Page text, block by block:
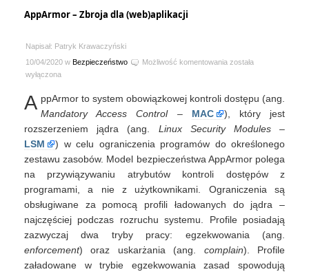
AppArmor – Zbroja dla (web)aplikacji
Napisał: Patryk Krawaczyński
10/04/2020 w Bezpieczeństwo Możliwość komentowania AppArmor
dla
(web)aplikacji
została
wyłączona
A ppArmor to system obowiązkowej kontroli dostępu (ang.
Mandatory Access Control– MAC
), który jest
rozszerzeniem jądra (ang. Linux Security Modules–
LSM
) w celu ograniczenia programów do określonego
zestawu zasobów. Model bezpieczeństwa AppArmor polega
na przywiązywaniu atrybutów kontroli dostępów z
programami, a nie z użytkownikami. Ograniczenia są
obsługiwane za pomocą profili ładowanych do jądra –
najczęściej podczas rozruchu systemu. Profile posiadają
zazwyczaj dwa tryby pracy: egzekwowania (ang.
enforcement) oraz uskarżania (ang. complain). Profile
załadowane w trybie egzekwowania zasad spowodują